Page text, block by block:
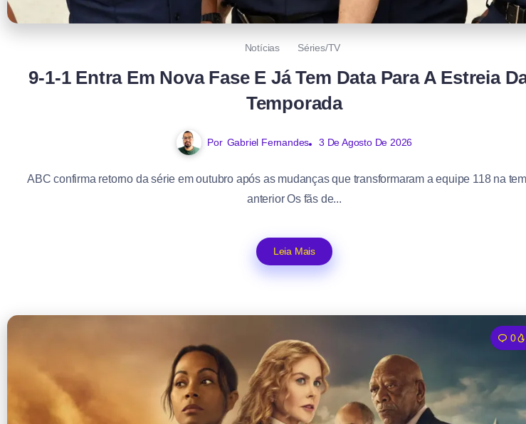
Notícias Séries/TV
9-1-1 Entra Em Nova Fase E Já Tem Data Para A Estreia
Temporada
Por Gabriel Fernandes 3 De Agosto De 2026
ABC confirma retorno da série em outubro após as mudanças que transformaram a equipe 118 na
anterior Os fãs de...
Leia Mais
0